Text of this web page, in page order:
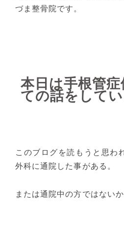
づま整骨院です。
本日は手根管
ての話をしてい
このブログを読もうと思わ
外科に通院した事がある。
または通院中の方ではないか